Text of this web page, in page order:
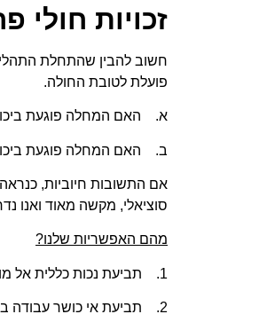
זכויות חולי
חשוב להבין שהתחלת
פועלת לטובת החולה.
א. האם המחלה פוגעת
ב. האם המחלה פוגעת
אם התשובות חיוביות,
סוציאלי, מקשה מאוד ואנו
מהם האפשריות שלנו?
1. תביעת נכות כללית אל מול המוסד לביטוח לאומי.
2. תביעת אי כושר עבודה במסגרת פוליסה פרטית / מהעבודה.